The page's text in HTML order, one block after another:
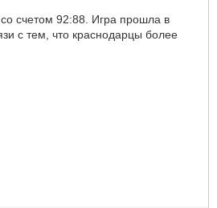
счетом 92:88. Игра прошла в
с тем, что краснодарцы более